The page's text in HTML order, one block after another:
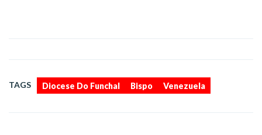
TAGS Diocese Do Funchal Bispo Venezuela